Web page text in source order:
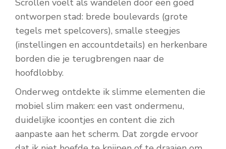
Scrollen voelt als wandelen door een goed
ontworpen stad: brede boulevards (grote
tegels met spelcovers), smalle steegjes
(instellingen en accountdetails) en herkenbare
borden die je terugbrengen naar de
hoofdlobby.
Onderweg ontdekte ik slimme elementen die
mobiel slim maken: een vast ondermenu,
duidelijke icoontjes en content die zich
aanpaste aan het scherm. Dat zorgde ervoor